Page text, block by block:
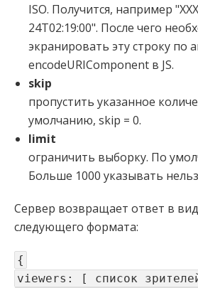
ISO. Получится, например
24T02:19:00". После чего
экранировать эту строку по
encodeURIComponent в JS.
skip
пропустить указанное
умолчанию, skip = 0.
limit
ограничить выборку. По
Больше 1000 указывать
Сервер возвращает ответ в
следующего формата:
{
viewers: [ список